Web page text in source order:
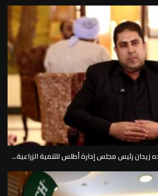
رئيس مجلس إدارة أطلس للتنمية الزراعية...